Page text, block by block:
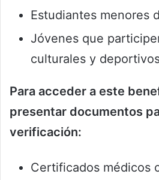
Estudiantes menores
Jóvenes que
culturales y
Para acceder a este
presentar documentos
verificación:
Certificados médicos